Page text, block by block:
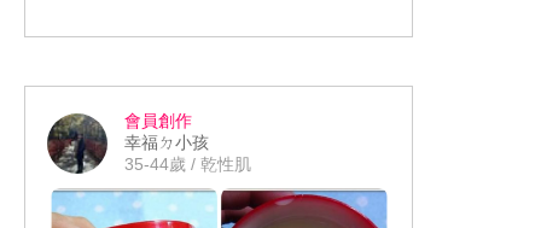
吹乾和梳順就能感受到髮絲與頭皮非常
發出微微的光澤度
而且體驗的這段時間也會發現搔癢抓頭
皮的次數大幅減少許多 真的有助滋潤與
修護秀髮
透出淡淡光澤感 多少能提亮原本暗沉的
生起屑、浮妝、卡粉的情況 重點是完全
口罩內多少還是會被沾染到底妝 整體不
但沒有大出油妝感也沒斑駁、起屑 就連
~7成 真的是讓我蠻意外的
再也不用因為討厭黏膩感、成膜太慢而
捨棄防曬產品了 盛夏出門也能安心遊玩
資生堂東京櫃
會員創作
幸福ㄉ小孩
35-44歲 / 乾性肌